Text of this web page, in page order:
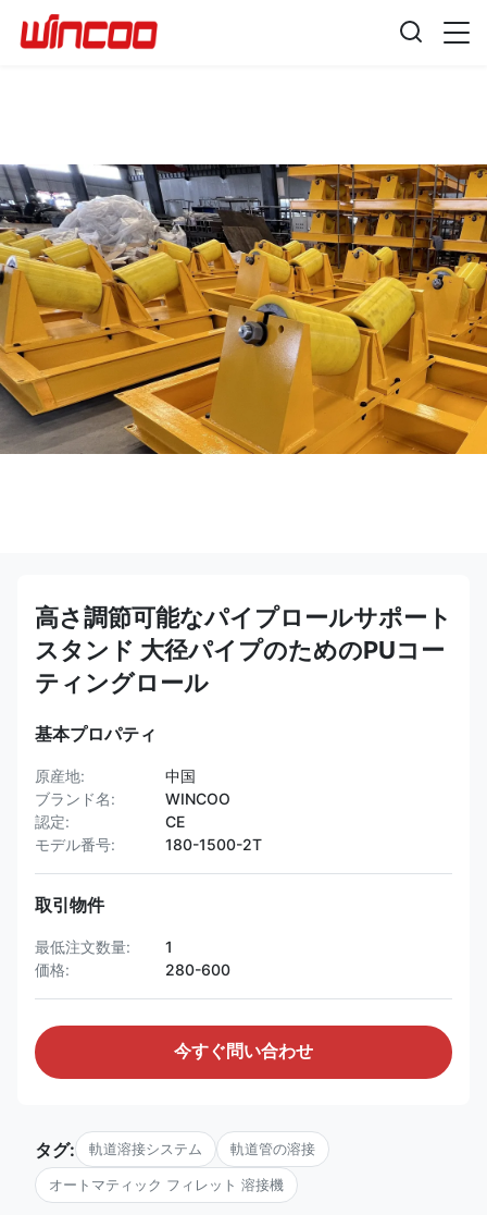
高さ調節可能なパイプロールサポート
スタンド 大径パイプのためのPUコー
ティングロール
基本プロパティ
原産地:
中国
ブランド名:
WINCOO
認定:
CE
モデル番号:
180-1500-2T
取引物件
最低注文数量:
1
価格:
280-600
今すぐ問い合わせ
タグ: 軌道溶接システム 軌道管の溶接
オートマティック フィレット 溶接機